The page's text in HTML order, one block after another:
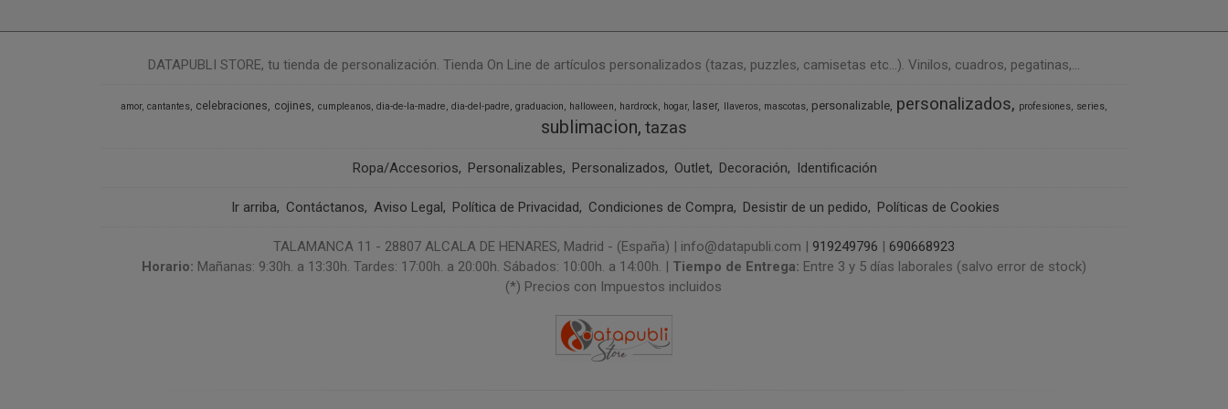
DATAPUBLI STORE, tu tienda de personalización. Tienda On Line de artículos personalizados (tazas, puzzles, camisetas etc...). Vinilos, cuadros, pegatinas,...
amor cantantes celebraciones cojines cumpleanos dia-de-la-madre dia-del-padre graduacion halloween hardrock hogar laser llaveros mascotas personalizable personalizados profesiones series
sublimacion tazas
Ropa/Accesorios Personalizables Personalizados Outlet Decoración Identificación
Ir arriba Contáctanos Aviso Legal Política de Privacidad Condiciones de Compra Desistir de un pedido Políticas de Cookies
TALAMANCA 11 - 28807 ALCALA DE HENARES, Madrid - (España) | info@datapubli.com | 919249796 | 690668923
Horario: Mañanas: 9:30h. a 13:30h. Tardes: 17:00h. a 20:00h. Sábados: 10:00h. a 14:00h. | Tiempo de Entrega: Entre 3 y 5 días laborales (salvo error de stock)
(*) Precios con Impuestos incluidos